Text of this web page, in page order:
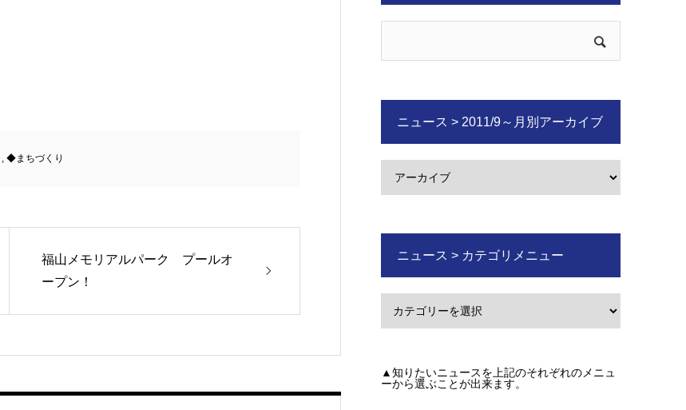
, ◆まちづくり
福山メモリアルパーク プールオ
ープン！
ニュース > 2011/9～月別アーカイブ
ニュース > カテゴリメニュー
▲知りたいニュースを上記のそれぞれのメニュ
ーから選ぶことが出来ます。